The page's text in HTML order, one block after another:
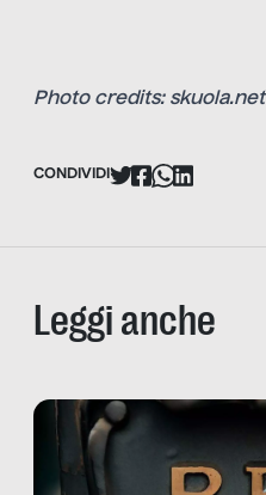
Photo credits: skuola.net
CONDIVIDI
Leggi anche